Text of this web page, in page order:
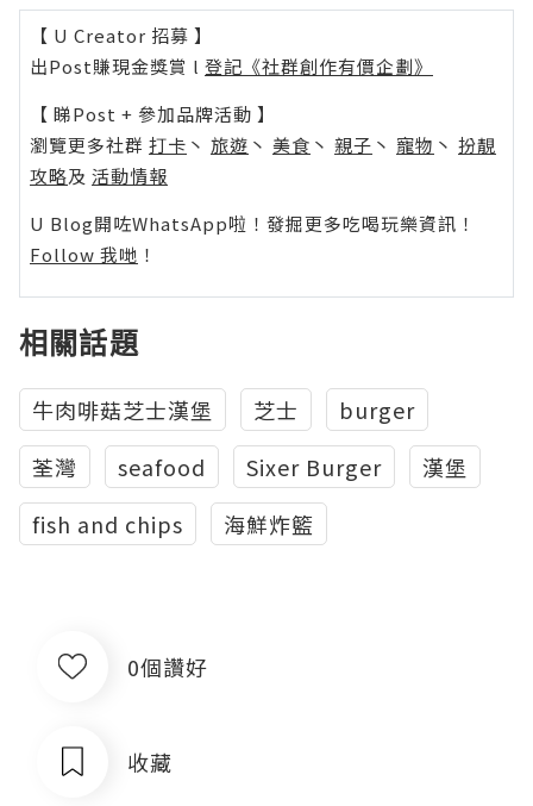
【 U Creator 招募 】
出Post賺現金獎賞 l 登記《社群創作有價企劃》
【 睇Post + 參加品牌活動 】
瀏覽更多社群 打卡 丶 旅遊 丶 美食 丶 親子 丶 寵物 丶 扮靚
攻略及 活動情報
U Blog開咗WhatsApp啦！發掘更多吃喝玩樂資訊！
Follow 我哋 ！
相關話題
牛肉啡菇芝士漢堡 芝士
burger
荃灣
seafood Sixer Burger
漢堡
fish and chips
海鮮炸籃
0個讚好
收藏